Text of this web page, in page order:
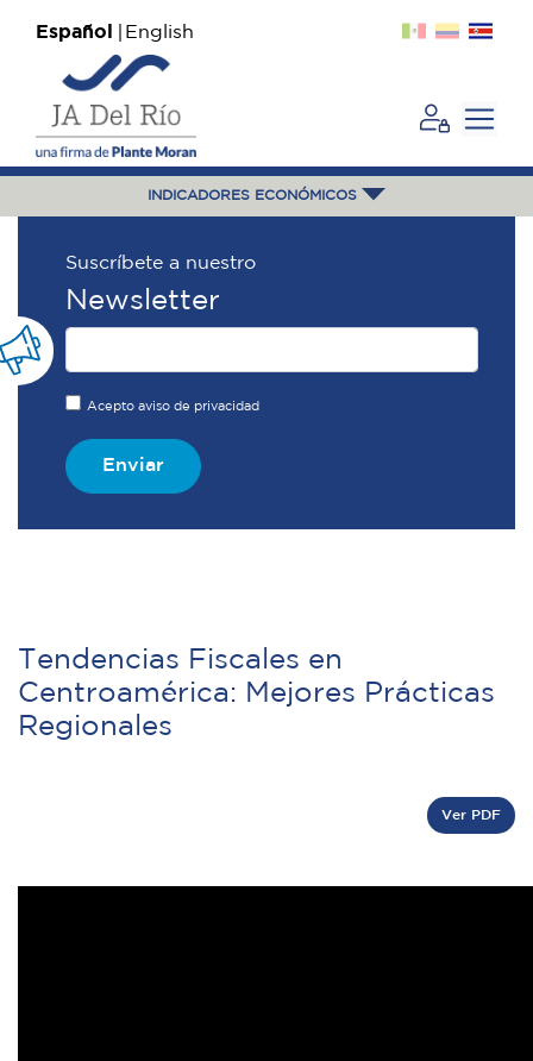
Español English
INDICADORES ECONÓMICOS
Suscríbete a nuestro
Newsletter
Acepto aviso de privacidad
Enviar
Tendencias Fiscales en
Centroamérica: Mejores Prácticas
Regionales
Ver PDF